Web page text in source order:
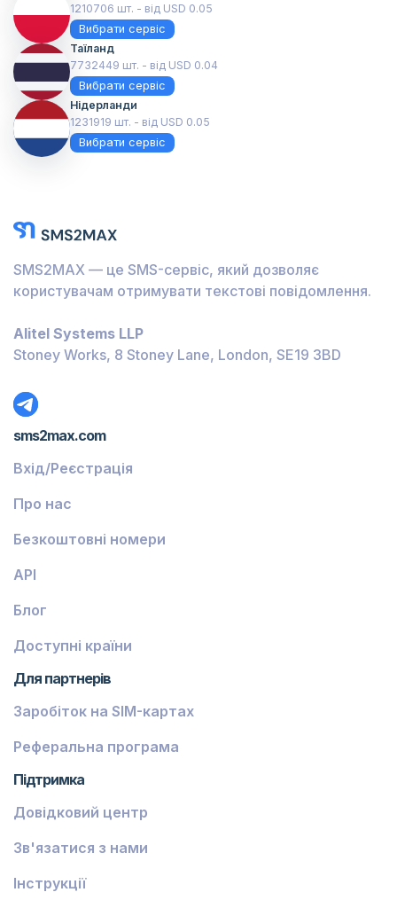
1210706 шт. - від USD 0.05
Вибрати сервіс
Таїланд
7732449 шт. - від USD 0.04
Вибрати сервіс
Нідерланди
1231919 шт. - від USD 0.05
Вибрати сервіс
SMS2MAX — це SMS-сервіс, який дозволяє
користувачам отримувати текстові повідомлення.
Alitel Systems LLP
Stoney Works, 8 Stoney Lane, London, SE19 3BD
sms2max.com
Вхід/Реєстрація
Про нас
Безкоштовні номери
API
Блог
Доступні країни
Для партнерів
Заробіток на SIM-картах
Реферальна програма
Підтримка
Довідковий центр
Зв'язатися з нами
Інструкції